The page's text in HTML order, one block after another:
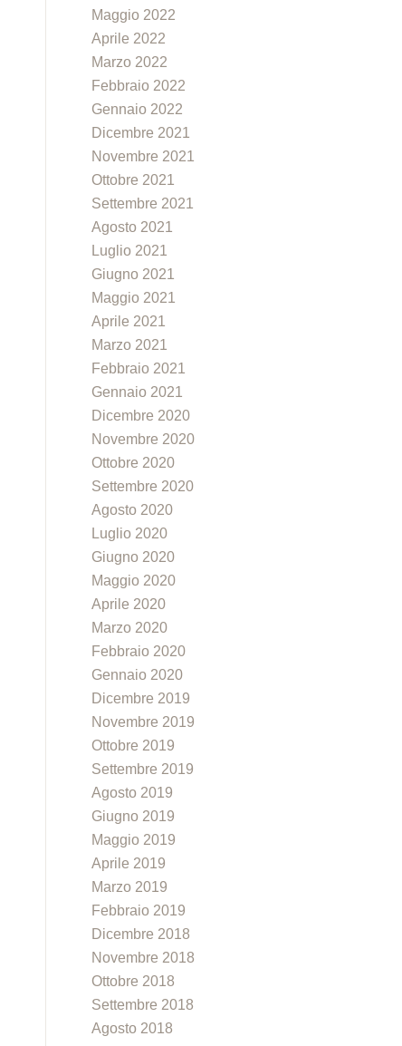
Maggio 2022
Aprile 2022
Marzo 2022
Febbraio 2022
Gennaio 2022
Dicembre 2021
Novembre 2021
Ottobre 2021
Settembre 2021
Agosto 2021
Luglio 2021
Giugno 2021
Maggio 2021
Aprile 2021
Marzo 2021
Febbraio 2021
Gennaio 2021
Dicembre 2020
Novembre 2020
Ottobre 2020
Settembre 2020
Agosto 2020
Luglio 2020
Giugno 2020
Maggio 2020
Aprile 2020
Marzo 2020
Febbraio 2020
Gennaio 2020
Dicembre 2019
Novembre 2019
Ottobre 2019
Settembre 2019
Agosto 2019
Giugno 2019
Maggio 2019
Aprile 2019
Marzo 2019
Febbraio 2019
Dicembre 2018
Novembre 2018
Ottobre 2018
Settembre 2018
Agosto 2018